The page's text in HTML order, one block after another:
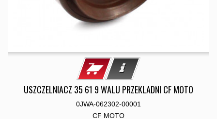
USZCZELNIACZ 35 61 9 WALU PRZEKLADNI CF MOTO
0JWA-062302-00001
CF MOTO